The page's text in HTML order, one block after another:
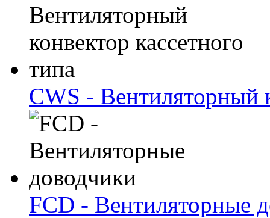
CWS - Вентиляторный
FCD - Вентиляторные